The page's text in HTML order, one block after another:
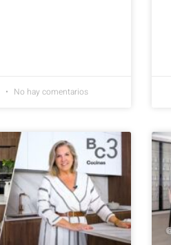
No hay comentarios